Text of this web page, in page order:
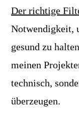
Der richtige
Notwendigkeit,
gesund zu
meinen
technisch,
überzeugen.